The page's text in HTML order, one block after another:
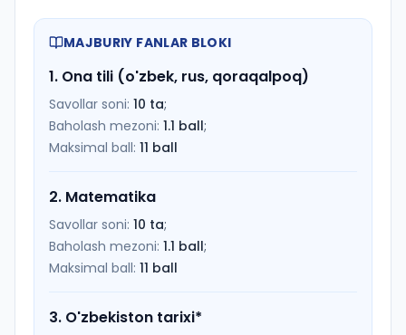
MAJBURIY FANLAR BLOKI
1. Ona tili (o'zbek, rus, qoraqalpoq)
Savollar soni: 10 ta;
Baholash mezoni: 1.1 ball;
Maksimal ball: 11 ball
2. Matematika
Savollar soni: 10 ta;
Baholash mezoni: 1.1 ball;
Maksimal ball: 11 ball
3. O'zbekiston tarixi*